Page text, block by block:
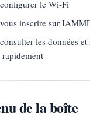
le Wi-Fi
inscrire sur
les données et
de la boîte